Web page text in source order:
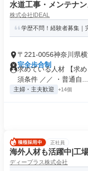
水道工事・メンテナ
株式会社IDEAL
学歴不問！経験者募集｜
〒221-0056神奈川県
完全歩合制
求めている人材 【求
須条件 ／／ ・普通自...
主婦・主夫歓迎 +14個
正社員
海外人材も活躍中|工
ディープラス株式会社